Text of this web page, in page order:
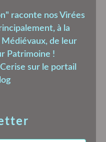
raconte nos Virées
à la
de leur
Patrimoine !
sur le portail